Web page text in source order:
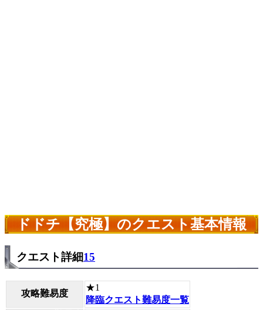
ドドチ【究極】のクエスト基本情報
クエスト詳細15
攻略難易度
★1
降臨クエスト難易度一覧